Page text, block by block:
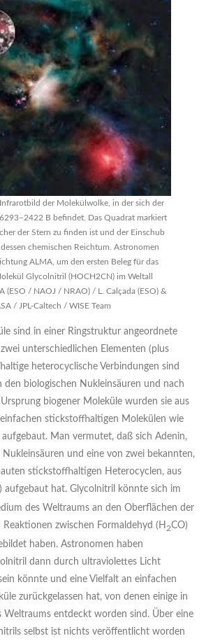
der Molekülwolke, in der sich der
B befindet. Das Quadrat markiert
der Stern zu finden ist und der Einschub
chemischen Reichtum. Astronomen
ALMA, um den ersten Beleg für das
Glycolnitril (HOCH2CN) im Weltall
(ESO / NAOJ / NRAO) / L. Calçada (ESO) &
/ JPL-Caltech / WISE Team
sind in einer Ringstruktur angeordnete
unterschiedlichen Elementen (plus
heterocyclische Verbindungen sind
den biologischen Nukleinsäuren und nach
biogener Moleküle wurden sie aus
stickstoffhaltigen Molekülen wie
Man vermutet, daß sich Adenin,
und eine von zwei bekannten,
stickstoffhaltigen Heterocyclen, aus
aufgebaut hat. Glycolnitril könnte sich im
des Weltraums an den Oberflächen der
zwischen Formaldehyd (H 2CO)
haben. Astronomen haben
dann durch ultraviolettes Licht
könnte und eine Vielfalt an einfachen
zurückgelassen hat, von denen einige in
Weltraums entdeckt worden sind. Über eine
selbst ist nichts veröffentlicht worden